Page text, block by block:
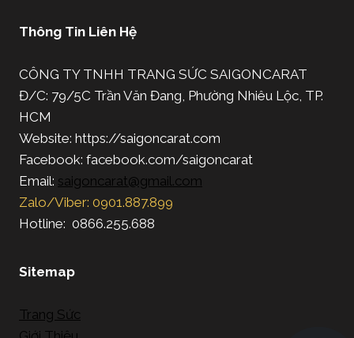
Thông Tin Liên Hệ
CÔNG TY TNHH TRANG SỨC SAIGONCARAT
Đ/C: 79/5C Trần Văn Đang, Phường Nhiêu Lộc, TP.
HCM
Website: https://saigoncarat.com
Facebook: facebook.com/saigoncarat
Email: saigoncarat@gmail.com
Zalo/Viber: 0901.887.899
Hotline: 0866.255.688
Sitemap
Trang Sức